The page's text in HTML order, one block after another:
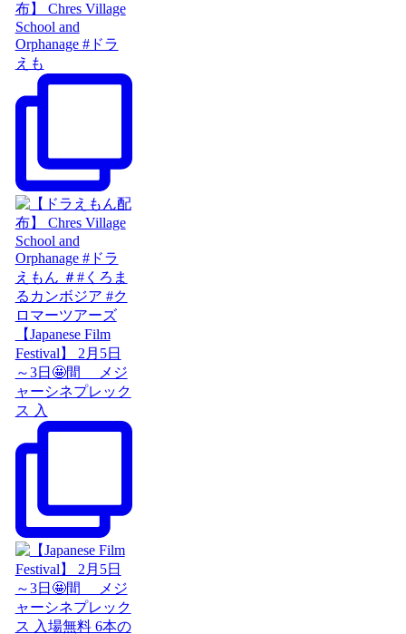
布】 Chres Village
School and
Orphanage #ドラ
えも
【Japanese Film
Festival】 2月5日
～3日🤩間 メジ
ャーシネプレック
ス 入